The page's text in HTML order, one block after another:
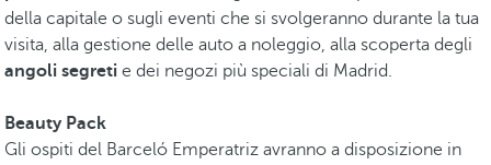
della capitale o sugli eventi che si svolgeranno durante la tua
visita, alla gestione delle auto a noleggio, alla scoperta degli
angoli segreti e dei negozi più speciali di Madrid.
Beauty Pack
Gli ospiti del Barceló Emperatriz avranno a disposizione in